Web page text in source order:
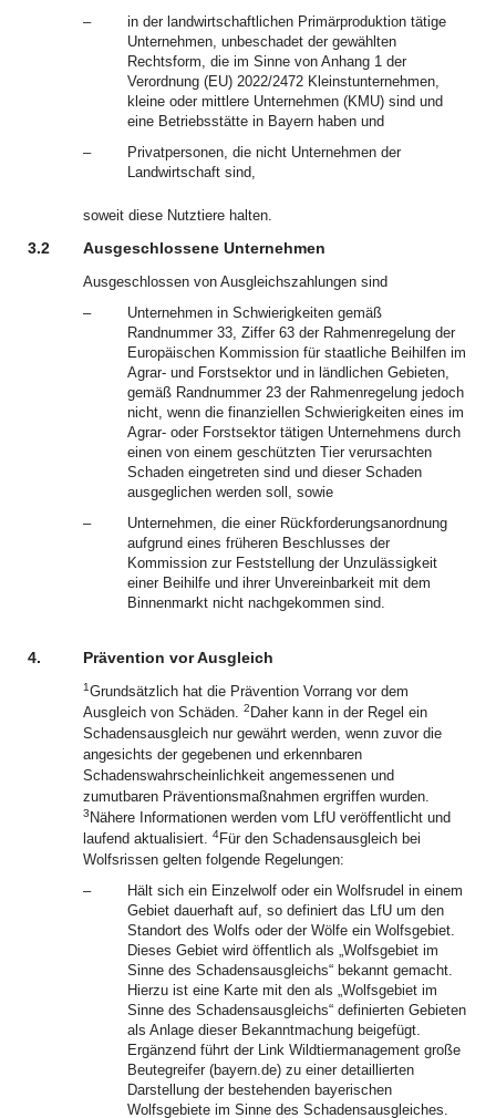
–
in der landwirtschaftlichen Primärproduktion tätige
Unternehmen, unbeschadet der gewählten
Rechtsform, die im Sinne von Anhang 1 der
Verordnung (EU) 2022/2472 Kleinstunternehmen,
kleine oder mittlere Unternehmen (KMU) sind und
eine Betriebsstätte in Bayern haben und
–
Privatpersonen, die nicht Unternehmen der
Landwirtschaft sind,
soweit diese Nutztiere halten.
3.2 Ausgeschlossene Unternehmen
Ausgeschlossen von Ausgleichszahlungen sind
–
Unternehmen in Schwierigkeiten gemäß
Randnummer 33, Ziffer 63 der Rahmenregelung der
Europäischen Kommission für staatliche Beihilfen im
Agrar- und Forstsektor und in ländlichen Gebieten,
gemäß Randnummer 23 der Rahmenregelung jedoch
nicht, wenn die finanziellen Schwierigkeiten eines im
Agrar- oder Forstsektor tätigen Unternehmens durch
einen von einem geschützten Tier verursachten
Schaden eingetreten sind und dieser Schaden
ausgeglichen werden soll, sowie
–
Unternehmen, die einer Rückforderungsanordnung
aufgrund eines früheren Beschlusses der
Kommission zur Feststellung der Unzulässigkeit
einer Beihilfe und ihrer Unvereinbarkeit mit dem
Binnenmarkt nicht nachgekommen sind.
4. Prävention vor Ausgleich
1Grundsätzlich hat die Prävention Vorrang vor dem
Ausgleich von Schäden. 2 Daher kann in der Regel ein
Schadensausgleich nur gewährt werden, wenn zuvor die
angesichts der gegebenen und erkennbaren
Schadenswahrscheinlichkeit angemessenen und
zumutbaren Präventionsmaßnahmen ergriffen wurden.
3 Nähere Informationen werden vom LfU veröffentlicht und
laufend aktualisiert. 4Für den Schadensausgleich bei
Wolfsrissen gelten folgende Regelungen:
–
Hält sich ein Einzelwolf oder ein Wolfsrudel in einem
Gebiet dauerhaft auf, so definiert das LfU um den
Standort des Wolfs oder der Wölfe ein Wolfsgebiet.
Dieses Gebiet wird öffentlich als „Wolfsgebiet im
Sinne des Schadensausgleichs“ bekannt gemacht.
Hierzu ist eine Karte mit den als „Wolfsgebiet im
Sinne des Schadensausgleichs“ definierten Gebieten
als Anlage dieser Bekanntmachung beigefügt.
Ergänzend führt der Link Wildtiermanagement große
Beutegreifer (bayern.de) zu einer detaillierten
Darstellung der bestehenden bayerischen
Wolfsgebiete im Sinne des Schadensausgleiches.